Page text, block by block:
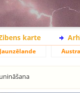
karte
Jaunzēlande